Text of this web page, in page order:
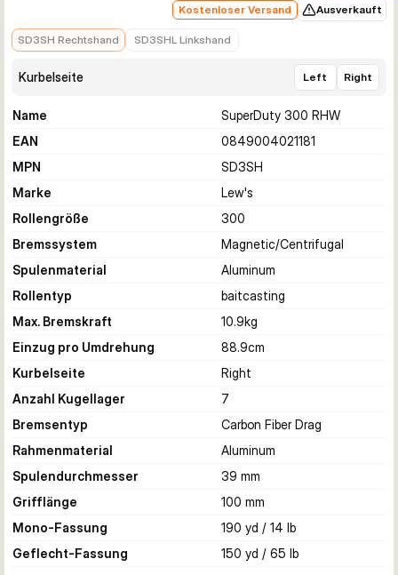
Kostenloser Versand
Ausverkauft
SD3SH Rechtshand
SD3SHL Linkshand
Kurbelseite Left Right
Name
SuperDuty 300 RHW
EAN
0849004021181
MPN
SD3SH
Marke
Lew's
Rollengröße
300
Bremssystem
Magnetic/Centrifugal
Spulenmaterial
Aluminum
Rollentyp
baitcasting
Max. Bremskraft
10.9kg
Einzug pro Umdrehung
88.9cm
Kurbelseite
Right
Anzahl Kugellager
7
Bremsentyp
Carbon Fiber Drag
Rahmenmaterial
Aluminum
Spulendurchmesser
39 mm
Grifflänge
100 mm
Mono-Fassung
190 yd / 14 lb
Geflecht-Fassung
150 yd / 65 lb